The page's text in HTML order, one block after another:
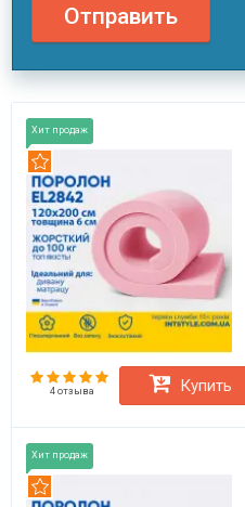
Отправить
Хит продаж
4 отзыва Купить
Хит продаж